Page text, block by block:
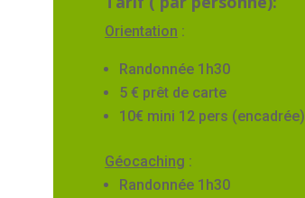
Orientation :
Randonnée 1h30
5 € prêt de carte
10€ mini 12 pers (encadrée)
Géocaching :
Randonnée 1h30